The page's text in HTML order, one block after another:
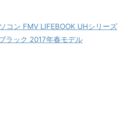
コン FMV LIFEBOOK UHシリーズ
ラック 2017年春モデル